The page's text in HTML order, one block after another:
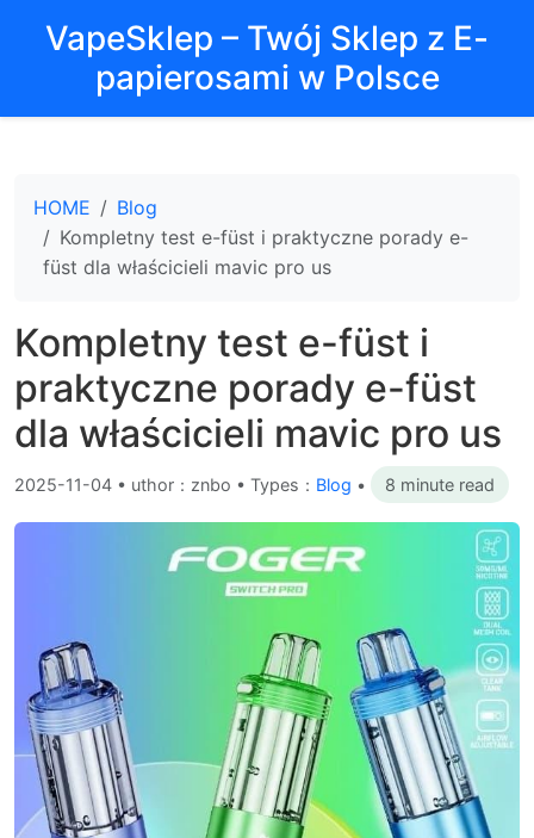
VapeSklep – Twój Sklep z E-
papierosami w Polsce
HOME
Blog
Kompletny test e-füst i praktyczne porady e-
füst dla właścicieli mavic pro us
Kompletny test e-füst i
praktyczne porady e-füst
dla właścicieli mavic pro us
2025-11-04 • uthor：znbo • Types： Blog • 8 minute read